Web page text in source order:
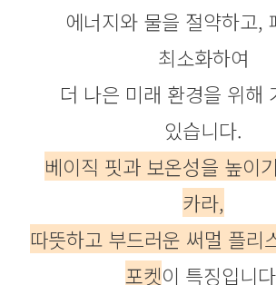
에너지와 물을 절약하고,
최소화하여
더 나은 미래 환경을 위해
있습니다.
베이직 핏과 보온성을 높이
카라,
따뜻하고 부드러운 써멀 플리
포켓이 특징입니